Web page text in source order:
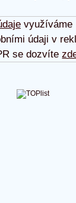
využíváme
údaji v
se dozvíte